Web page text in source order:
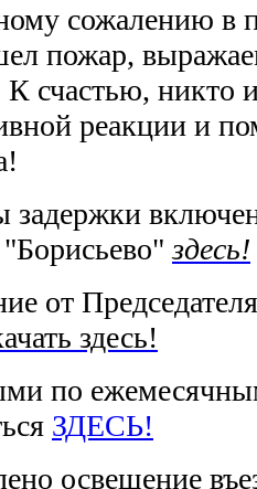
сожалению в
пожар,
счастью, никто
реакции и
здесь!
от
здесь!
по
ЗДЕСЬ!
освещение